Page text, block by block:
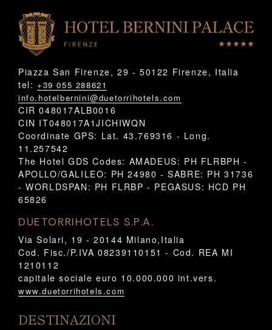
Piazza San Firenze, 29 - 50122 Firenze, Italia
tel: +39 055 288621
info.hotelbernini@duetorrihotels.com
CIR 048017ALB0016
CIN IT048017A1JICHIWQN
Coordinate GPS: Lat. 43.769316 - Long.
11.257542
The Hotel GDS Codes: AMADEUS: PH FLRBPH -
APOLLO/GALILEO: PH 24980 - SABRE: PH 31736
- WORLDSPAN: PH FLRBP - PEGASUS: HCD PH
65826
DUETORRIHOTELS S.P.A.
Via Solari, 19 - 20144 Milano,Italia
Cod. Fisc./P.IVA 08239110151 - Cod. REA MI
1210112
capitale sociale euro 10.000.000 int.vers.
www.duetorrihotels.com
DESTINAZIONI